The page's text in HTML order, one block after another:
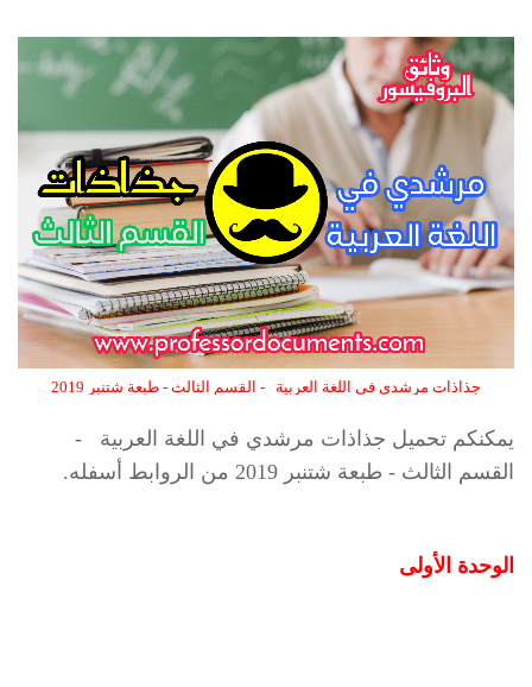
جذاذات مرشدي في اللغة العربية - القسم الثالث - طبعة شتنبر 2019
يمكنكم تحميل جذاذات مرشدي في اللغة العربية -
القسم الثالث - طبعة شتنبر 2019 من الروابط أسفله.
الوحدة الأولى